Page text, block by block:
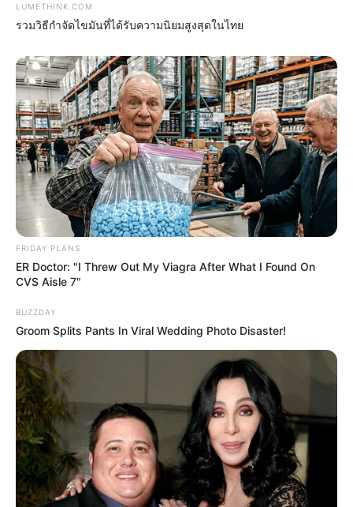
Bollywood’s Boldest Dance Scenes Still Trending
BRAINBERRIES
10 Incredible FIFA 2026 Facts You Probably Missed
LUMETHINK.COM
รวมวิธีกำจัดไขมันที่ได้รับความนิยมสูงสุดในไทย
FRIDAY PLANS
ER Doctor: "I Threw Out My Viagra After What I Found On
CVS Aisle 7"
BUZZDAY
Groom Splits Pants In Viral Wedding Photo Disaster!